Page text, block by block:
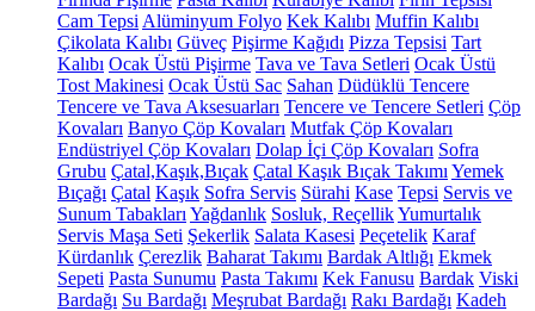
Cam Tepsi Alüminyum Folyo Kek Kalıbı Muffin Kalıbı
Çikolata Kalıbı Güveç Pişirme Kağıdı Pizza Tepsisi Tart
Kalıbı Ocak Üstü Pişirme Tava ve Tava Setleri Ocak Üstü
Tost Makinesi Ocak Üstü Sac Sahan Düdüklü Tencere
Tencere ve Tava Aksesuarları Tencere ve Tencere Setleri Çöp
Kovaları Banyo Çöp Kovaları Mutfak Çöp Kovaları
Endüstriyel Çöp Kovaları Dolap İçi Çöp Kovaları Sofra
Grubu Çatal,Kaşık,Bıçak Çatal Kaşık Bıçak Takımı Yemek
Bıçağı Çatal Kaşık Sofra Servis Sürahi Kase Tepsi Servis ve
Sunum Tabakları Yağdanlık Sosluk, ReçellikYumurtalık
Servis Maşa Seti Şekerlik Salata Kasesi Peçetelik Karaf
Kürdanlık Çerezlik Baharat Takımı Bardak Altlığı Ekmek
Sepeti Pasta Sunumu Pasta Takımı Kek Fanusu Bardak Viski
Bardağı Su Bardağı Meşrubat Bardağı Rakı Bardağı Kadeh